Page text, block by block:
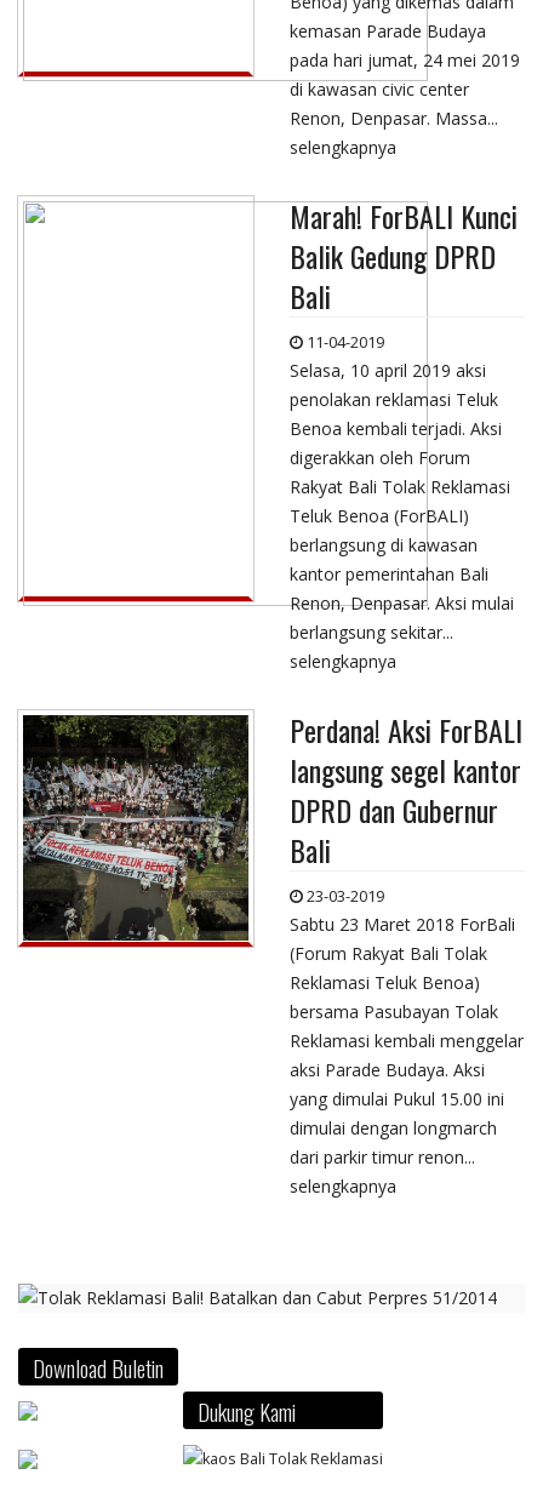
kemasan Parade Budaya
pada hari jumat, 24 mei 2019
di kawasan civic center
Renon, Denpasar. Massa...
selengkapnya
Marah! ForBALI Kunci
Balik Gedung DPRD
Bali
11-04-2019
Selasa, 10 april 2019 aksi
penolakan reklamasi Teluk
Benoa kembali terjadi. Aksi
digerakkan oleh Forum
Rakyat Bali Tolak Reklamasi
Teluk Benoa (ForBALI)
berlangsung di kawasan
kantor pemerintahan Bali
Renon, Denpasar. Aksi mulai
berlangsung sekitar...
selengkapnya
Perdana! Aksi ForBALI
langsung segel kantor
DPRD dan Gubernur
Bali
23-03-2019
Sabtu 23 Maret 2018 ForBali
(Forum Rakyat Bali Tolak
Reklamasi Teluk Benoa)
bersama Pasubayan Tolak
Reklamasi kembali menggelar
aksi Parade Budaya. Aksi
yang dimulai Pukul 15.00 ini
dimulai dengan longmarch
dari parkir timur renon...
selengkapnya
Download Buletin
Dukung Kami